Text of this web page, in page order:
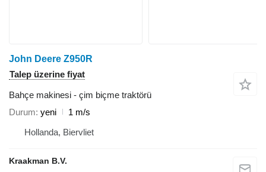
John Deere Z950R
Talep üzerine fiyat
Bahçe makinesi - çim biçme traktörü
Durum yeni
1 m/s
Hollanda, Biervliet
Kraakman B.V.